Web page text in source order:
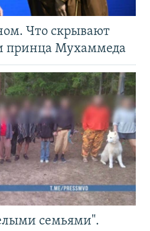
Что скрывают
принца Мухаммеда
семьями".